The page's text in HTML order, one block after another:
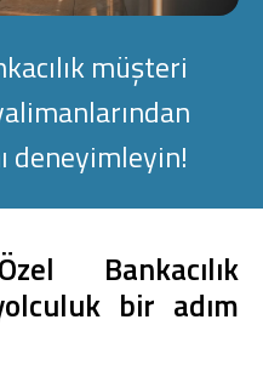
müşteri
deneyimleyin!
Bankacılık
bir adım